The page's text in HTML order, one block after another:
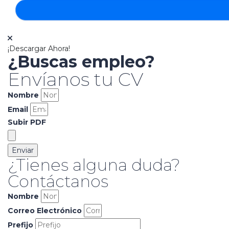
¡Descargar Ahora!
¿Buscas empleo?
Envíanos tu CV
Nombre
Email
Subir PDF
Enviar
¿Tienes alguna duda?
Contáctanos
Nombre
Correo Electrónico
Prefijo